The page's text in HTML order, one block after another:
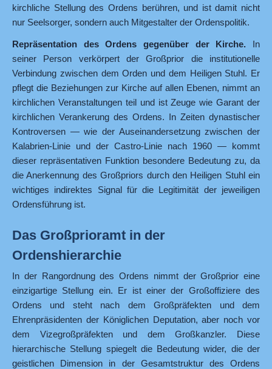
kirchliche Stellung des Ordens berühren, und ist damit nicht
nur Seelsorger, sondern auch Mitgestalter der Ordenspolitik.
Repräsentation des Ordens gegenüber der Kirche. In
seiner Person verkörpert der Großprior die institutionelle
Verbindung zwischen dem Orden und dem Heiligen Stuhl. Er
pflegt die Beziehungen zur Kirche auf allen Ebenen, nimmt an
kirchlichen Veranstaltungen teil und ist Zeuge wie Garant der
kirchlichen Verankerung des Ordens. In Zeiten dynastischer
Kontroversen — wie der Auseinandersetzung zwischen der
Kalabrien-Linie und der Castro-Linie nach 1960 — kommt
dieser repräsentativen Funktion besondere Bedeutung zu, da
die Anerkennung des Großpriors durch den Heiligen Stuhl ein
wichtiges indirektes Signal für die Legitimität der jeweiligen
Ordensführung ist.
Das Großprioramt in der
Ordenshierarchie
In der Rangordnung des Ordens nimmt der Großprior eine
einzigartige Stellung ein. Er ist einer der Großoffiziere des
Ordens und steht nach dem Großpräfekten und dem
Ehrenpräsidenten der Königlichen Deputation, aber noch vor
dem Vizegroßpräfekten und dem Großkanzler. Diese
hierarchische Stellung spiegelt die Bedeutung wider, die der
geistlichen Dimension in der Gesamtstruktur des Ordens